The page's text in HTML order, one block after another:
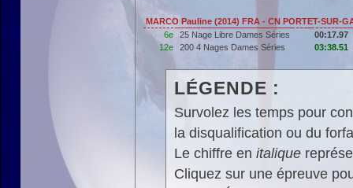
MARCO Pauline (2014) FRA - CN PORTET-SUR-
6e
25 Nage Libre Dames Séries
00:17.97
12e
200 4 Nages Dames Séries 03:38.51
LÉGENDE :
Survolez les temps pour
la disqualification ou du
Le chiffre en italique
Cliquez sur une épreuve